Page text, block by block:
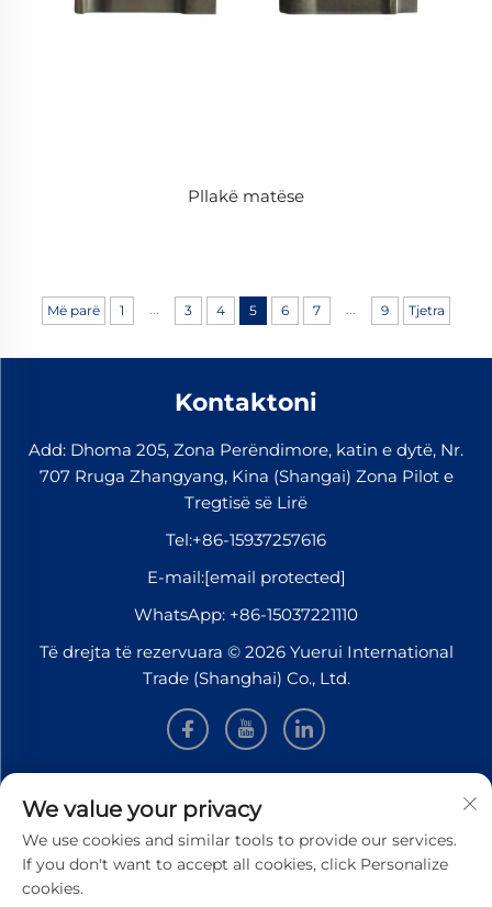
Pllakë matëse
Më parë 1 ... 3 4 5 6 7 ... 9 Tjetra
Kontaktoni
Add: Dhoma 205, Zona Perëndimore, katin e dytë, Nr.
707 Rruga Zhangyang, Kina (Shangai) Zona Pilot e
Tregtisë së Lirë
Tel:+86-15937257616
E-mail:[email protected]
WhatsApp: +86-15037221110
Të drejta të rezervuara © 2026 Yuerui International
Trade (Shanghai) Co., Ltd.
INFORMACION
Regjistrohu për të marrë gazetën tonë javore
We value your privacy
We use cookies and similar tools to provide our services.
If you don't want to accept all cookies, click Personalize
cookies.